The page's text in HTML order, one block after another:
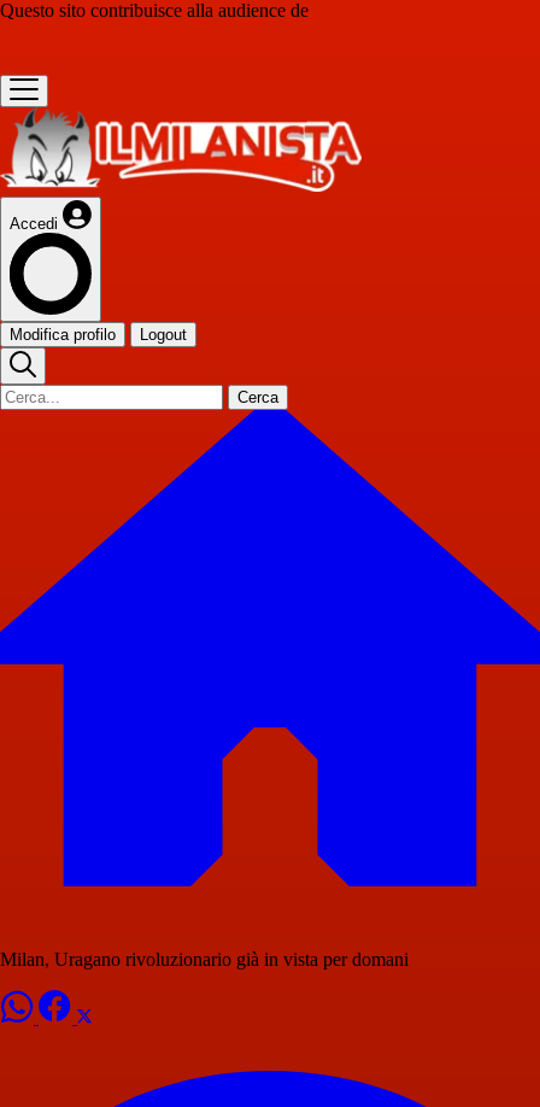
Questo sito contribuisce alla audience de
Accedi
Modifica profilo Logout
Cerca
Milan, Uragano rivoluzionario già in vista per domani